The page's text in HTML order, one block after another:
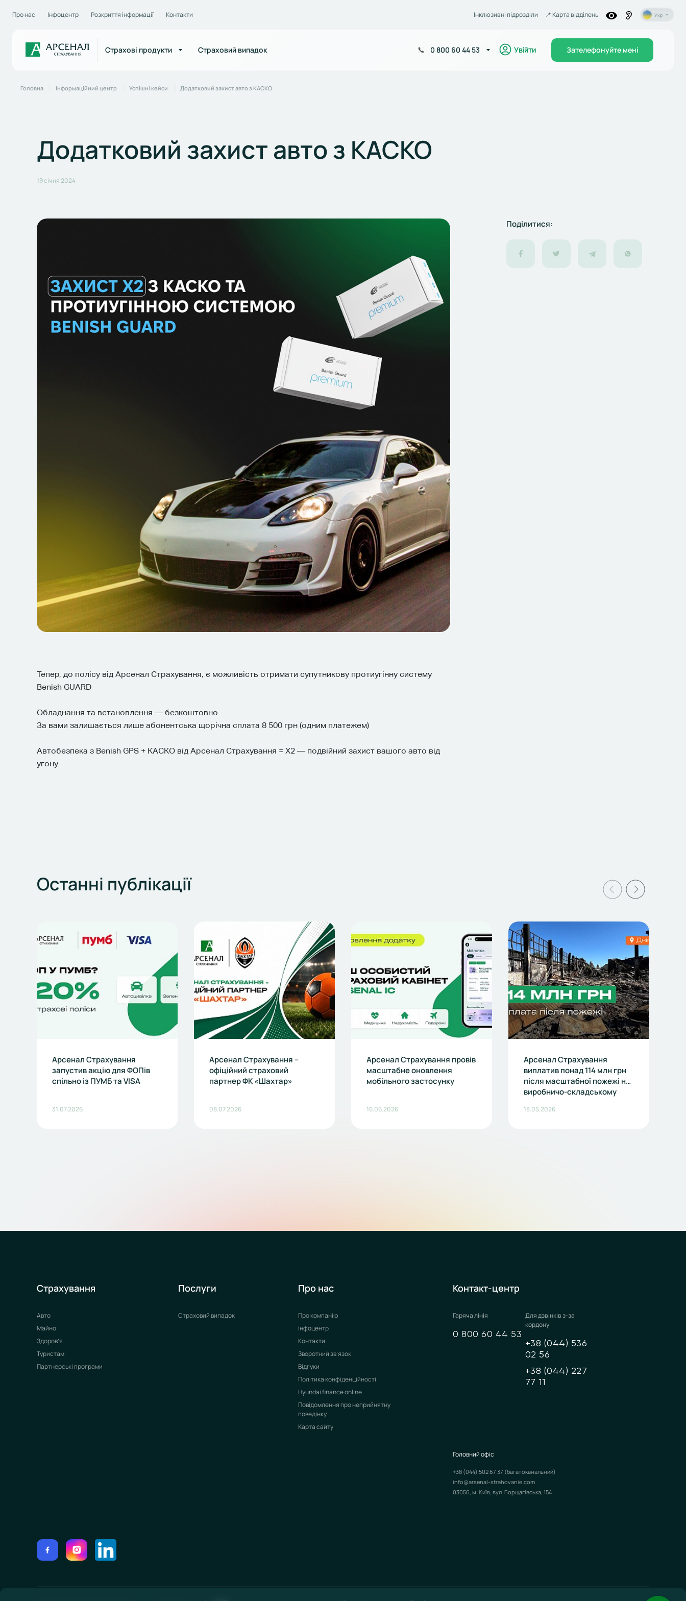
Про нас Інфоцентр Розкриття інформації Контакти Інклюзивні підрозділи 📍️ Карта відділень Укр
Страхові продукти Страховий випадок 0 800 60 44 53 Увійти Зателефонуйте мені
Головна Інформаційний центр Успішні кейси Додатковий захист авто з КАСКО
Додатковий захист авто з КАСКО
19 січня 2024
Тепер, до полісу від Арсенал Страхування, є можливість отримати cупутникову протиугінну систему
Benish GUARD
Обладнання та встановлення — безкоштовно.
За вами залишається лише абонентська щорічна сплата 8 500 грн (одним платежем)
Автобезпека з Benish GPS + КАСКО від Арсенал Страхування = X2 — подвійний захист вашого авто від
угону.
Поділитися:
Останні публікації
Арсенал Страхування
запустив акцію для ФОПів
спільно із ПУМБ та VISA
31.07.2026
Арсенал Страхування –
офіційний страховий
партнер ФК «Шахтар»
08.07.2026
Арсенал Страхування провів
масштабне оновлення
мобільного застосунку
16.06.2026
Арсенал Страхування
виплатив понад 114 млн грн
після масштабної пожежі на
виробничо-складському
18.05.2026
Страхування
Авто
Майно
Здоров’я
Туристам
Партнерські програми
Послуги
Страховий випадок
Про нас
Про компанію
Інфоцентр
Контакти
Зворотний зв’язок
Відгуки
Політика конфіденційності
Hyundai finance online
Повідомлення про неприйнятну
поведінку
Карта сайту
Контакт-центр
Гаряча лінія
0 800 60 44 53
Для дзвінків з-за
кордону
+38 (044) 536
02 56
+38 (044) 227
77 11
Головний офіс
+38 (044) 502 67 37 (багатоканальний)
info@arsenal-strahovanie.com
03056, м. Київ, вул. Борщагівська, 154